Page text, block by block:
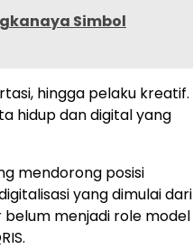
Simbol
hingga pelaku kreatif.
hidup dan digital yang
mendorong posisi
yang dimulai dari
belum menjadi role model